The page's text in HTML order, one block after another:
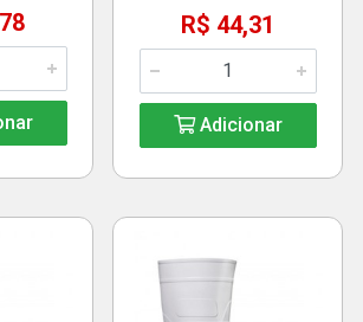
R$ 44,31
Adicionar